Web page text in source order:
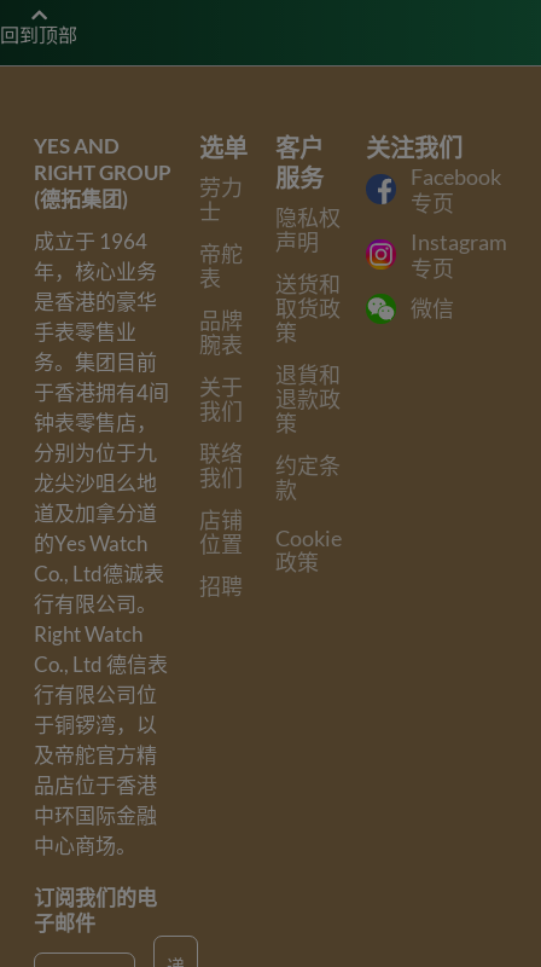
回到顶部
选单
劳力
士
帝舵
表
品牌
腕表
关于
我们
联络
我们
店铺
位置
招聘
客户
服务
隐私权
声明
送货和
取货政
策
退貨和
退款政
策
约定条
款
Cookie
政策
关注我们
Facebook
专页
Instagram
专页
微信
YES AND
RIGHT GROUP
(德拓集团)
成立于 1964
年，核心业务
是香港的豪华
手表零售业
务。集团目前
于香港拥有4间
钟表零售店，
分别为位于九
龙尖沙咀么地
道及加拿分道
的Yes Watch
Co., Ltd德诚表
行有限公司。
Right Watch
Co., Ltd 德信表
行有限公司位
于铜锣湾，以
及帝舵官方精
品店位于香港
中环国际金融
中心商场。
订阅我们的电
子邮件
Email